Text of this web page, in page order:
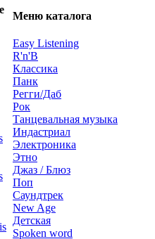
Меню каталога
Easy Listening
R'n'B
Классика
Панк
Регги/Даб
Рок
Танцевальная музыка
Индастриал
Электроника
Этно
Джаз / Блюз
Поп
Саундтрек
New Age
Детская
Spoken word